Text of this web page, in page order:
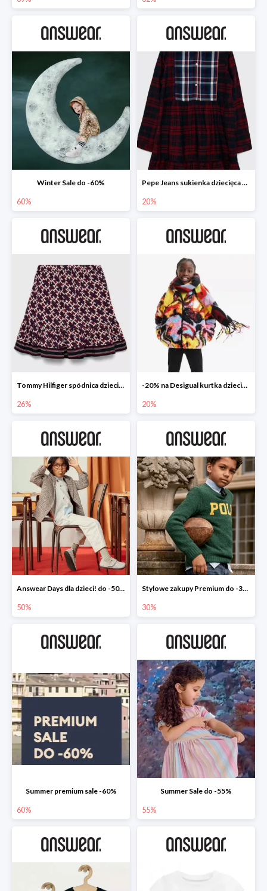
Winter Sale do -60%
60%
Pepe Jeans sukienka dziecięca Zuzane
20%
Tommy Hilfiger spódnica dziecięca
26%
-20% na Desigual kurtka dziecięca
20%
Answear Days dla dzieci! do -50%
50%
Stylowe zakupy Premium do -30%
30%
Summer premium sale -60%
60%
Summer Sale do -55%
55%